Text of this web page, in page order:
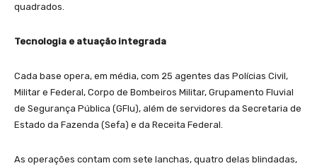
quadrados.
Tecnologia e atuação integrada
Cada base opera, em média, com 25 agentes das Polícias Civil,
Militar e Federal, Corpo de Bombeiros Militar, Grupamento Fluvial
de Segurança Pública (GFlu), além de servidores da Secretaria de
Estado da Fazenda (Sefa) e da Receita Federal.
As operações contam com sete lanchas, quatro delas blindadas,